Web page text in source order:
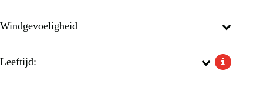
Windgevoeligheid
Leeftijd: